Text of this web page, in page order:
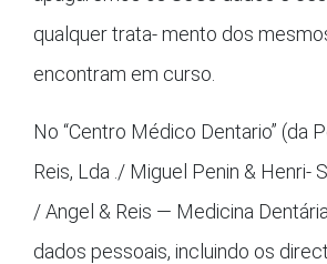
qualquer trata- mento dos
encontram em curso.
No “Centro Médico Dentario” (da
Reis, Lda ./ Miguel Penin & Henri-
/ Angel & Reis — Medicina
dados pessoais, incluindo os